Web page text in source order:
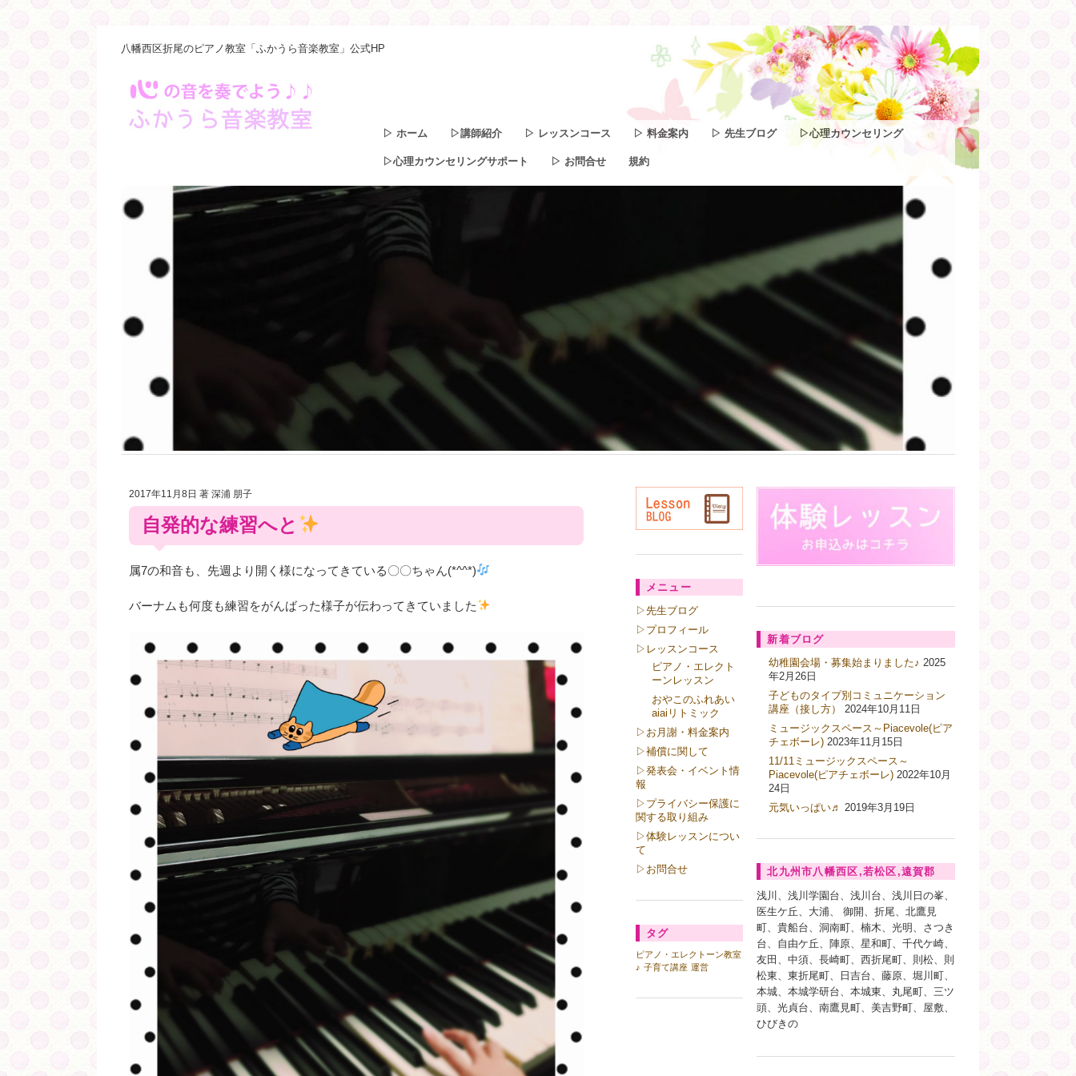
八幡西区折尾のピアノ教室「ふかうら音楽教室」公式HP
▷ ホーム ▷講師紹介 ▷ レッスンコース ▷ 料金案内 ▷ 先生ブログ ▷心理カウンセリング
▷心理カウンセリングサポート ▷ お問合せ 規約
2017年11月8日 著 深浦 朋子
自発的な練習へと
属7の和音も、先週より開く様になってきている〇〇ちゃん(*^^*)
バーナムも何度も練習をがんばった様子が伝わってきていました
メニュー
▷先生ブログ
▷プロフィール
▷レッスンコース
ピアノ・エレクト
ーンレッスン
おやこのふれあい
aiaiリトミック
▷お月謝・料金案内
▷補償に関して
▷発表会・イベント情
報
▷プライバシー保護に
関する取り組み
▷体験レッスンについ
て
▷お問合せ
タグ
ピアノ・エレクトーン教室
♪ 子育て講座 運営
新着ブログ
幼稚園会場・募集始まりました♪ 2025
年2月26日
子どものタイプ別コミュニケーション
講座（接し方）
2024年10月11日
ミュージックスペース～Piacevole(ピア
チェボーレ) 2023年11月15日
11/11ミュージックスペース～
Piacevole(ピアチェボーレ) 2022年10月
24日
元気いっぱい♬
2019年3月19日
北九州市八幡西区,若松区,遠賀郡
浅川、浅川学園台、浅川台、浅川日の峯、
医生ケ丘、大浦、 御開、折尾、北鷹見
町、貴船台、洞南町、楠木、光明、さつき
台、自由ケ丘、陣原、星和町、千代ケ崎、
友田、中須、長崎町、西折尾町、則松、則
松東、東折尾町、日吉台、藤原、堀川町、
本城、本城学研台、本城東、丸尾町、三ツ
頭、光貞台、南鷹見町、美吉野町、屋敷、
ひびきの